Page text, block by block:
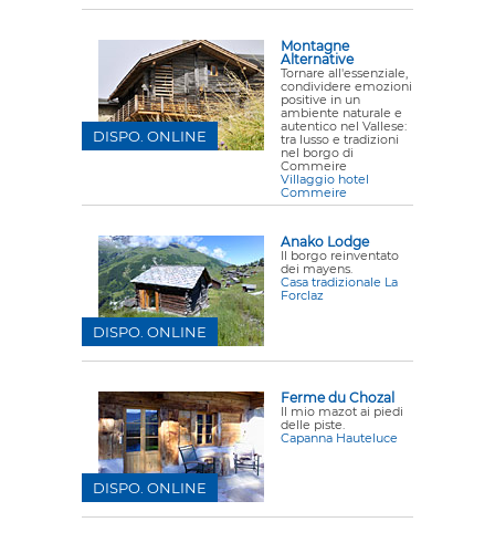
Montagne
Alternative
Tornare all'essenziale,
condividere emozioni
positive in un
ambiente naturale e
autentico nel Vallese:
tra lusso e tradizioni
nel borgo di
Commeire
Villaggio hotel
Commeire
DISPO. ONLINE
Anako Lodge
Il borgo reinventato
dei mayens.
Casa tradizionale La
Forclaz
DISPO. ONLINE
Ferme du Chozal
Il mio mazot ai piedi
delle piste.
Capanna Hauteluce
DISPO. ONLINE